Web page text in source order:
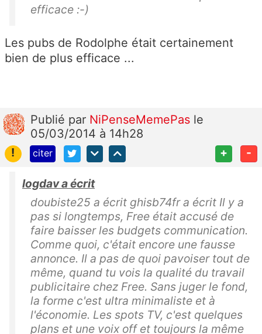
efficace :-)
Les pubs de Rodolphe était certainement
bien de plus efficace ...
Publié par NiPenseMemePas le
05/03/2014 à 14h28
!
citer + -
logdav a écrit
doubiste25 a écrit ghisb74fr a écrit Il y a
pas si longtemps, Free était accusé de
faire baisser les budgets communication.
Comme quoi, c'était encore une fausse
annonce. Il a pas de quoi pavoiser tout de
même, quand tu vois la qualité du travail
publicitaire chez Free. Sans juger le fond,
la forme c'est ultra minimaliste et à
l'économie. Les spots TV, c'est quelques
plans et une voix off et toujours la même